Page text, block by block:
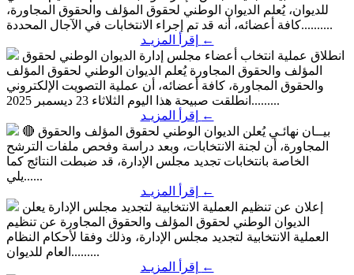
للديوان، يُعلم الديوان الوطني لحقوق المؤلف والحقوق المجاورة،
كافة أعضائه، أنه قد تم إجراء الانتخابات في الآجال المحددة..........
←
انطلاق عملية انتخاب أعضاء مجلس إدارة الديوان الوطني لحقوق
المؤلف والحقوق المجاورةيُعلم الديوان الوطني لحقوق المؤلف
والحقوق المجاورة، كافة أعضائه، أن عملية التصويت الإلكتروني
انطلقت صبيحة هذا اليوم الثلاثاء 23 ديسمبر 2025.........
←
🔴 بيــان نهائـييُعلن الديوان الوطني لحقوق المؤلف والحقوق
المجاورة، أن لجنة الانتخابات، وبعد دراسة وفحص ملفات الترشح
الخاصة بانتخابات تجديد مجلس الإدارة، قد ضبطت النتائج كما
يلي......
←
إعلان عن تنظيم العملية الانتخابية لتجديد مجلس الإدارة يعلن
الديوان الوطني لحقوق المؤلف والحقوق المجاورة عن تنظيم
العملية الانتخابية لتجديد مجلس الإدارة، وذلك وفقا لأحكام النظام
العام للديوان.........
←